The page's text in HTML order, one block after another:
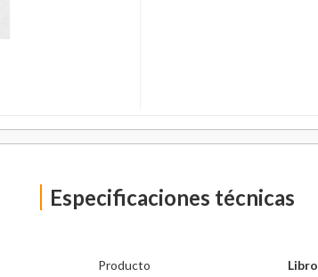
Especificaciones técnicas
Producto Libro